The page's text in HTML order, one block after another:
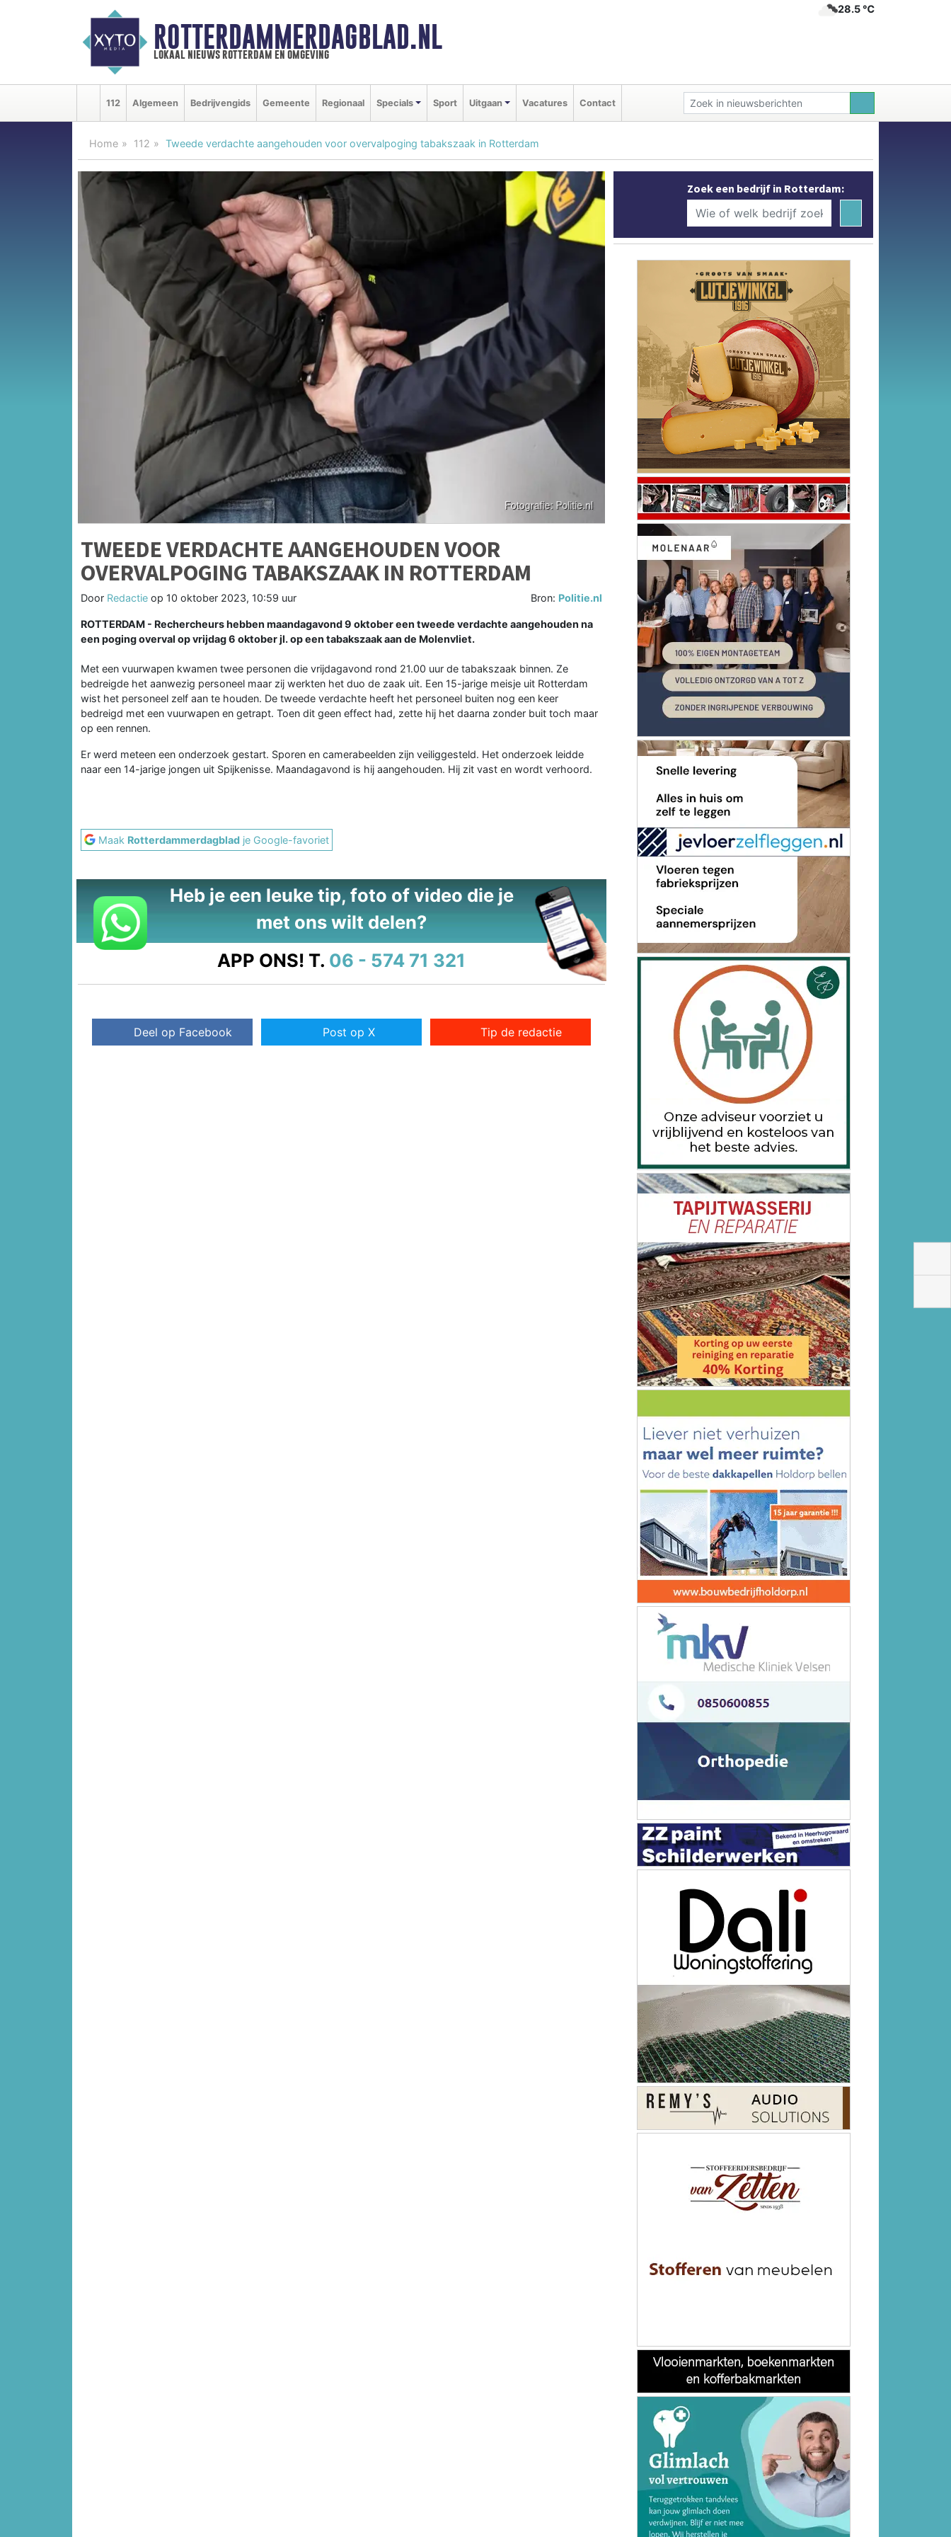
ROTTERDAMMERDAGBLAD.NL
lokaal nieuws rotterdam en omgeving
28.5 ℃
112 Algemeen Bedrijvengids Gemeente Regionaal Specials Sport Uitgaan Vacatures Contact
Home 112 Tweede verdachte aangehouden voor overvalpoging tabakszaak in Rotterdam
TWEEDE VERDACHTE AANGEHOUDEN VOOR
OVERVALPOGING TABAKSZAAK IN ROTTERDAM
Door Redactie op 10 oktober 2023, 10:59 uur Bron: Politie.nl
ROTTERDAM - Rechercheurs hebben maandagavond 9 oktober een tweede verdachte aangehouden na
een poging overval op vrijdag 6 oktober jl. op een tabakszaak aan de Molenvliet.
Met een vuurwapen kwamen twee personen die vrijdagavond rond 21.00 uur de tabakszaak binnen. Ze
bedreigde het aanwezig personeel maar zij werkten het duo de zaak uit. Een 15-jarige meisje uit Rotterdam
wist het personeel zelf aan te houden. De tweede verdachte heeft het personeel buiten nog een keer
bedreigd met een vuurwapen en getrapt. Toen dit geen effect had, zette hij het daarna zonder buit toch maar
op een rennen.
Er werd meteen een onderzoek gestart. Sporen en camerabeelden zijn veiliggesteld. Het onderzoek leidde
naar een 14-jarige jongen uit Spijkenisse. Maandagavond is hij aangehouden. Hij zit vast en wordt verhoord.
Maak Rotterdammerdagblad je Google-favoriet
Heb je een leuke tip, foto of video die je
met ons wilt delen?
APP ONS! T. 06 - 574 71 321
Deel op Facebook Post op X Tip de redactie
Zoek een bedrijf in Rotterdam: